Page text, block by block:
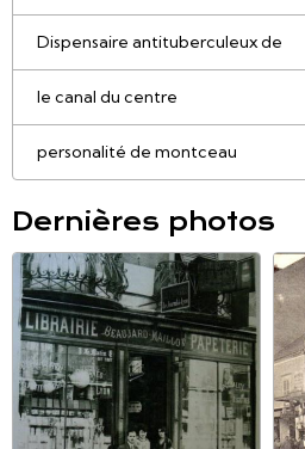
Dispensaire antituberculeux de
le canal du centre
personalité de montceau
Dernières photos